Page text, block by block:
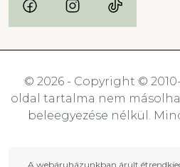
© 2026 - Copyright ©
oldal tartalma nem
beleegyezése nélkül.
A webáruházunkban árult